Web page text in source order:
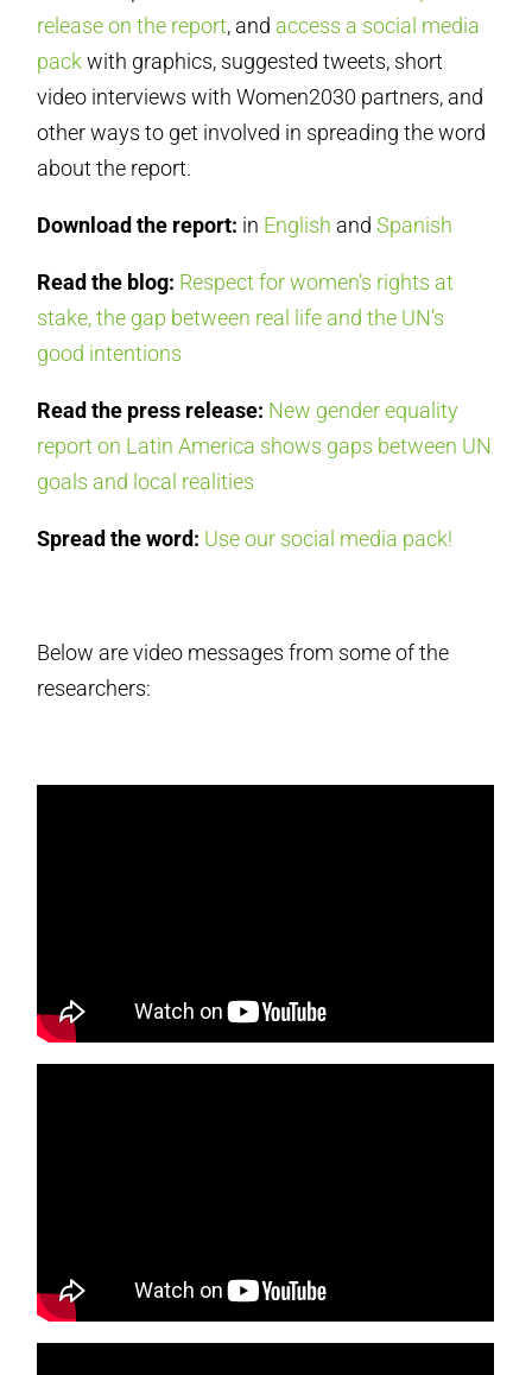
release on the report, and access a social media
packwith graphics, suggested tweets, short
video interviews with Women2030 partners, and
other ways to get involved in spreading the word
about the report.
Download the report: in English andSpanish
Read the blog: Respect for women’s rights at
stake, the gap between real life and the UN’s
good intentions
Read the press release: New gender equality
report on Latin America shows gaps between UN
goals and local realities
Spread the word: Use our social media pack!
Below are video messages from some of the
researchers: